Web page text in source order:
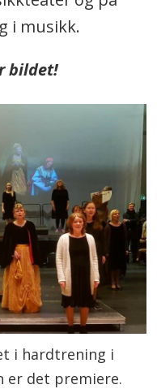
i musikk.
bildet!
i hardtrening i
er det premiere.